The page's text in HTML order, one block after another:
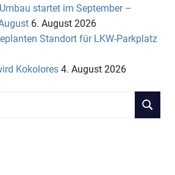
startet im September –
6. August 2026
Standort für LKW-Parkplatz
Kokolores 4. August 2026
S